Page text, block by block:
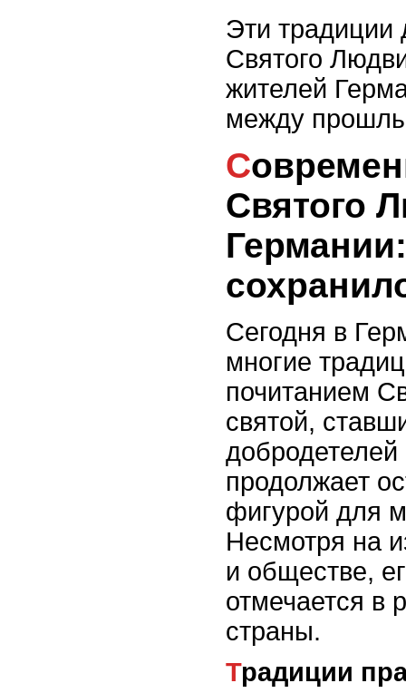
Эти традиции
Святого
жителей
между
Современное почитание
Святого
Сегодня в
многие
почитанием
святой,
добродетелей
продолжает
фигурой для
Несмотря на
и обществе,
отмечается в
страны.
Традиции праздника Святого